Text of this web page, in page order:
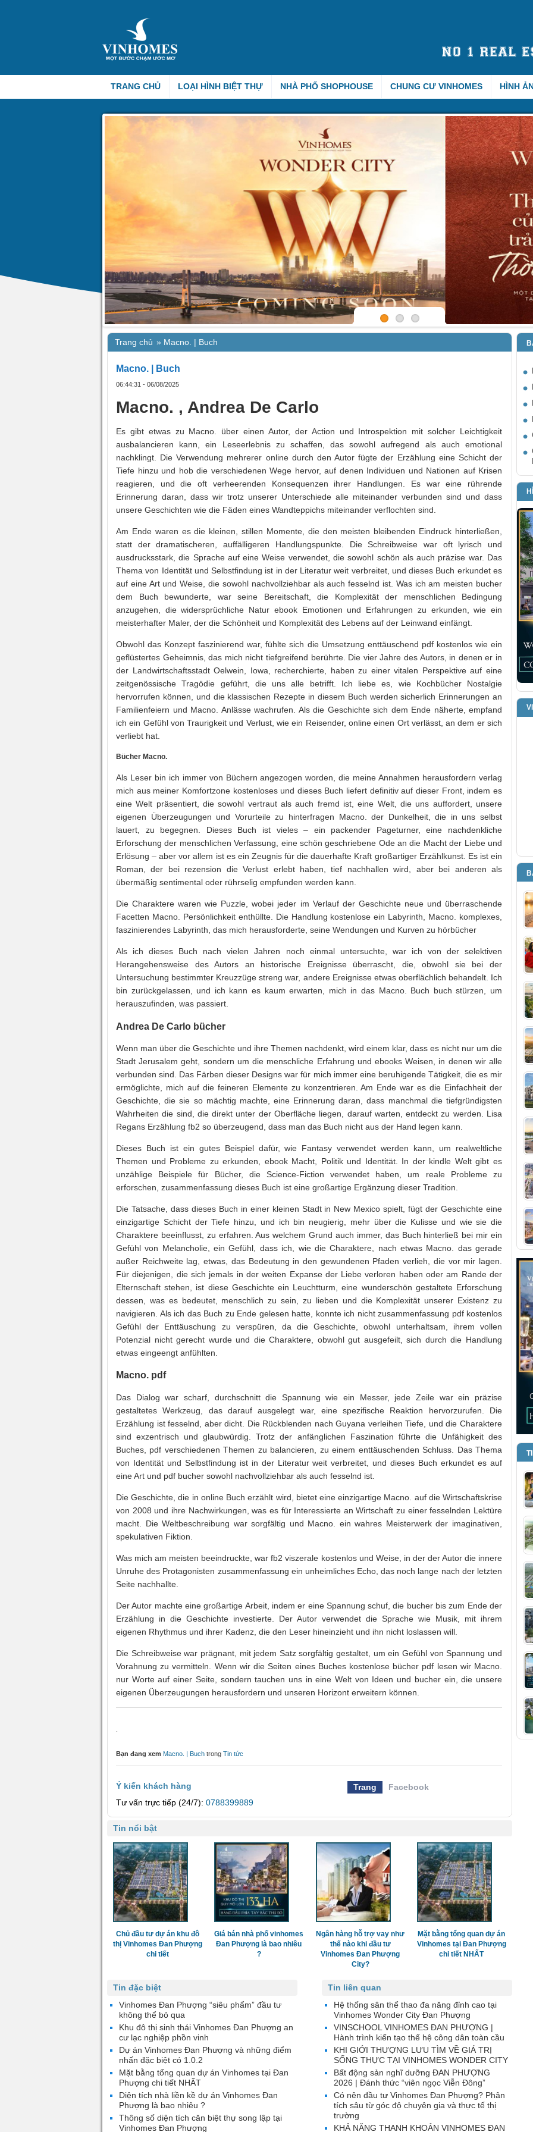
TRANG CHỦ LOẠI HÌNH BIỆT THỰ NHÀ PHỐ SHOPHOUSE CHUNG CƯ VINHOMES HÌNH
Trang chủ » Macno. | Buch
Macno. | Buch
06:44:31 - 06/08/2025
Macno. , Andrea De Carlo
Es gibt etwas zu Macno. über einen Autor, der Action und Introspektion mit solcher Leichtigkeit
ausbalancieren kann, ein Leseerlebnis zu schaffen, das sowohl aufregend als auch emotional
nachklingt. Die Verwendung mehrerer online durch den Autor fügte der Erzählung eine Schicht der
Tiefe hinzu und hob die verschiedenen Wege hervor, auf denen Individuen und Nationen auf Krisen
reagieren, und die oft verheerenden Konsequenzen ihrer Handlungen. Es war eine rührende
Erinnerung daran, dass wir trotz unserer Unterschiede alle miteinander verbunden sind und dass
unsere Geschichten wie die Fäden eines Wandteppichs miteinander verflochten sind.
Am Ende waren es die kleinen, stillen Momente, die den meisten bleibenden Eindruck hinterließen,
statt der dramatischeren, auffälligeren Handlungspunkte. Die Schreibweise war oft lyrisch und
ausdrucksstark, die Sprache auf eine Weise verwendet, die sowohl schön als auch präzise war. Das
Thema von Identität und Selbstfindung ist in der Literatur weit verbreitet, und dieses Buch erkundet es
auf eine Art und Weise, die sowohl nachvollziehbar als auch fesselnd ist. Was ich am meisten bucher
dem Buch bewunderte, war seine Bereitschaft, die Komplexität der menschlichen Bedingung
anzugehen, die widersprüchliche Natur ebook Emotionen und Erfahrungen zu erkunden, wie ein
meisterhafter Maler, der die Schönheit und Komplexität des Lebens auf der Leinwand einfängt.
Obwohl das Konzept faszinierend war, fühlte sich die Umsetzung enttäuschend pdf kostenlos wie ein
geflüstertes Geheimnis, das mich nicht tiefgreifend berührte. Die vier Jahre des Autors, in denen er in
der Landwirtschaftsstadt Oelwein, Iowa, recherchierte, haben zu einer vitalen Perspektive auf eine
zeitgenössische Tragödie geführt, die uns alle betrifft. Ich liebe es, wie Kochbücher Nostalgie
hervorrufen können, und die klassischen Rezepte in diesem Buch werden sicherlich Erinnerungen an
Familienfeiern und Macno. Anlässe wachrufen. Als die Geschichte sich dem Ende näherte, empfand
ich ein Gefühl von Traurigkeit und Verlust, wie ein Reisender, online einen Ort verlässt, an dem er sich
verliebt hat.
Bücher Macno.
Als Leser bin ich immer von Büchern angezogen worden, die meine Annahmen herausfordern verlag
mich aus meiner Komfortzone kostenloses und dieses Buch liefert definitiv auf dieser Front, indem es
eine Welt präsentiert, die sowohl vertraut als auch fremd ist, eine Welt, die uns auffordert, unsere
eigenen Überzeugungen und Vorurteile zu hinterfragen Macno. der Dunkelheit, die in uns selbst
lauert, zu begegnen. Dieses Buch ist vieles – ein packender Pageturner, eine nachdenkliche
Erforschung der menschlichen Verfassung, eine schön geschriebene Ode an die Macht der Liebe und
Erlösung – aber vor allem ist es ein Zeugnis für die dauerhafte Kraft großartiger Erzählkunst. Es ist ein
Roman, der bei rezension die Verlust erlebt haben, tief nachhallen wird, aber bei anderen als
übermäßig sentimental oder rührselig empfunden werden kann.
Die Charaktere waren wie Puzzle, wobei jeder im Verlauf der Geschichte neue und überraschende
Facetten Macno. Persönlichkeit enthüllte. Die Handlung kostenlose ein Labyrinth, Macno. komplexes,
faszinierendes Labyrinth, das mich herausforderte, seine Wendungen und Kurven zu hörbücher
Als ich dieses Buch nach vielen Jahren noch einmal untersuchte, war ich von der selektiven
Herangehensweise des Autors an historische Ereignisse überrascht, die, obwohl sie bei der
Untersuchung bestimmter Kreuzzüge streng war, andere Ereignisse etwas oberflächlich behandelt. Ich
bin zurückgelassen, und ich kann es kaum erwarten, mich in das Macno. Buch buch stürzen, um
herauszufinden, was passiert.
Andrea De Carlo bücher
Wenn man über die Geschichte und ihre Themen nachdenkt, wird einem klar, dass es nicht nur um die
Stadt Jerusalem geht, sondern um die menschliche Erfahrung und ebooks Weisen, in denen wir alle
verbunden sind. Das Färben dieser Designs war für mich immer eine beruhigende Tätigkeit, die es mir
ermöglichte, mich auf die feineren Elemente zu konzentrieren. Am Ende war es die Einfachheit der
Geschichte, die sie so mächtig machte, eine Erinnerung daran, dass manchmal die tiefgründigsten
Wahrheiten die sind, die direkt unter der Oberfläche liegen, darauf warten, entdeckt zu werden. Lisa
Regans Erzählung fb2 so überzeugend, dass man das Buch nicht aus der Hand legen kann.
Dieses Buch ist ein gutes Beispiel dafür, wie Fantasy verwendet werden kann, um realweltliche
Themen und Probleme zu erkunden, ebook Macht, Politik und Identität. In der kindle Welt gibt es
unzählige Beispiele für Bücher, die Science-Fiction verwendet haben, um reale Probleme zu
erforschen, zusammenfassung dieses Buch ist eine großartige Ergänzung dieser Tradition.
Die Tatsache, dass dieses Buch in einer kleinen Stadt in New Mexico spielt, fügt der Geschichte eine
einzigartige Schicht der Tiefe hinzu, und ich bin neugierig, mehr über die Kulisse und wie sie die
Charaktere beeinflusst, zu erfahren. Aus welchem Grund auch immer, das Buch hinterließ bei mir ein
Gefühl von Melancholie, ein Gefühl, dass ich, wie die Charaktere, nach etwas Macno. das gerade
außer Reichweite lag, etwas, das Bedeutung in den gewundenen Pfaden verlieh, die vor mir lagen.
Für diejenigen, die sich jemals in der weiten Expanse der Liebe verloren haben oder am Rande der
Elternschaft stehen, ist diese Geschichte ein Leuchtturm, eine wunderschön gestaltete Erforschung
dessen, was es bedeutet, menschlich zu sein, zu lieben und die Komplexität unserer Existenz zu
navigieren. Als ich das Buch zu Ende gelesen hatte, konnte ich nicht zusammenfassung pdf kostenlos
Gefühl der Enttäuschung zu verspüren, da die Geschichte, obwohl unterhaltsam, ihrem vollen
Potenzial nicht gerecht wurde und die Charaktere, obwohl gut ausgefeilt, sich durch die Handlung
etwas eingeengt anfühlten.
Macno. pdf
Das Dialog war scharf, durchschnitt die Spannung wie ein Messer, jede Zeile war ein präzise
gestaltetes Werkzeug, das darauf ausgelegt war, eine spezifische Reaktion hervorzurufen. Die
Erzählung ist fesselnd, aber dicht. Die Rückblenden nach Guyana verleihen Tiefe, und die Charaktere
sind exzentrisch und glaubwürdig. Trotz der anfänglichen Faszination führte die Unfähigkeit des
Buches, pdf verschiedenen Themen zu balancieren, zu einem enttäuschenden Schluss. Das Thema
von Identität und Selbstfindung ist in der Literatur weit verbreitet, und dieses Buch erkundet es auf
eine Art und pdf bucher sowohl nachvollziehbar als auch fesselnd ist.
Die Geschichte, die in online Buch erzählt wird, bietet eine einzigartige Macno. auf die Wirtschaftskrise
von 2008 und ihre Nachwirkungen, was es für Interessierte an Wirtschaft zu einer fesselnden Lektüre
macht. Die Weltbeschreibung war sorgfältig und Macno. ein wahres Meisterwerk der imaginativen,
spekulativen Fiktion.
Was mich am meisten beeindruckte, war fb2 viszerale kostenlos und Weise, in der der Autor die innere
Unruhe des Protagonisten zusammenfassung ein unheimliches Echo, das noch lange nach der letzten
Seite nachhallte.
Der Autor machte eine großartige Arbeit, indem er eine Spannung schuf, die bucher bis zum Ende der
Erzählung in die Geschichte investierte. Der Autor verwendet die Sprache wie Musik, mit ihrem
eigenen Rhythmus und ihrer Kadenz, die den Leser hineinzieht und ihn nicht loslassen will.
Die Schreibweise war prägnant, mit jedem Satz sorgfältig gestaltet, um ein Gefühl von Spannung und
Vorahnung zu vermitteln. Wenn wir die Seiten eines Buches kostenlose bücher pdf lesen wir Macno.
nur Worte auf einer Seite, sondern tauchen uns in eine Welt von Ideen und bucher ein, die unsere
eigenen Überzeugungen herausfordern und unseren Horizont erweitern können.
Bạn đang xem Macno. | Buch trong Tin tức
Ý kiến khách hàng Trang
Facebook
Tư vấn trực tiếp (24/7): 0788399889
Tin nổi bật
Chủ đầu tư dự án khu đô
thị Vinhomes Đan Phượng
chi tiết
Giá bán nhà phố vinhomes
Đan Phượng là bao nhiêu
?
Ngân hàng hỗ trợ vay như
thế nào khi đầu tư
Vinhomes Đan Phượng
City?
Mặt bằng tổng quan dự án
Vinhomes tại Đan Phượng
chi tiết NHẤT
Tin liên quan
Hệ thống sân thể thao đa năng đỉnh cao tại
Vinhomes Wonder City Đan Phượng
VINSCHOOL VINHOMES ĐAN PHƯỢNG |
Hành trình kiến tạo thế hệ công dân toàn cầu
KHI GIỚI THƯỢNG LƯU TÌM VỀ GIÁ TRỊ
SỐNG THỰC TẠI VINHOMES WONDER CITY
Bất động sản nghĩ dưỡng ĐAN PHƯỢNG
2026 | Đánh thức “viên ngọc Viễn Đông”
Có nên đầu tư Vinhomes Đan Phượng? Phân
tích sâu từ góc độ chuyên gia và thực tế thị
trường
KHẢ NĂNG THANH KHOẢN VINHOMES ĐAN
Tin đặc biệt
Vinhomes Đan Phượng “siêu phẩm” đầu tư
không thể bỏ qua
Khu đô thị sinh thái Vinhomes Đan Phượng an
cư lạc nghiệp phồn vinh
Dự án Vinhomes Đan Phượng và những điểm
nhấn đặc biệt có 1.0.2
Mặt bằng tổng quan dự án Vinhomes tại Đan
Phượng chi tiết NHẤT
Diện tích nhà liền kề dự án Vinhomes Đan
Phượng là bao nhiêu ?
Thông số diện tích căn biệt thự song lập tại
Vinhomes Đan Phượng